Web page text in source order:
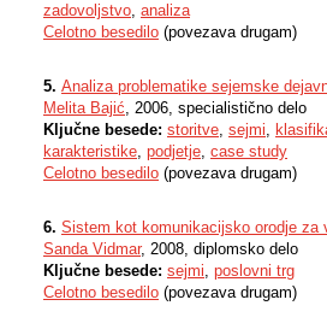
zadovoljstvo, analiza
Celotno besedilo (povezava drugam)
5. Analiza problematike sejemske
Melita Bajić, 2006, specialistično delo
Ključne besede: storitve, sejmi,
karakteristike, podjetje, case study
Celotno besedilo (povezava drugam)
6. Sistem kot komunikacijsko orodje za
Sanda Vidmar, 2008, diplomsko delo
Ključne besede: sejmi, poslovni trg
Celotno besedilo (povezava drugam)